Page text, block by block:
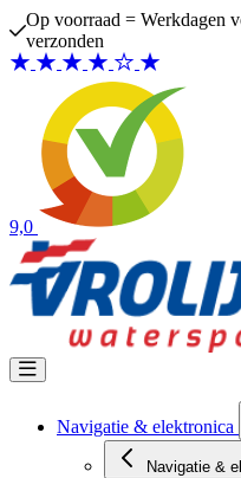
Ga naar de inhoud
Op voorraad = Werkdagen
verzonden
9,0
Navigatie & elektronica
Navigatie &